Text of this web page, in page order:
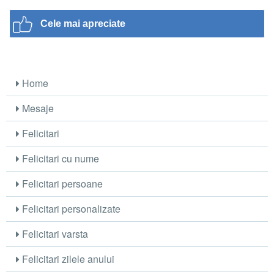
Cele mai apreciate
Home
Mesaje
Felicitari
Felicitari cu nume
Felicitari persoane
Felicitari personalizate
Felicitari varsta
Felicitari zilele anului